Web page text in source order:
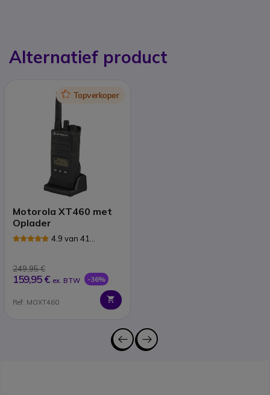
Alternatief product
IconTopverkoper
Motorola XT460 met
Oplader
4.9 van 41
249,95 €
159,95 € ex. BTW -36%
Ref: MOXT460